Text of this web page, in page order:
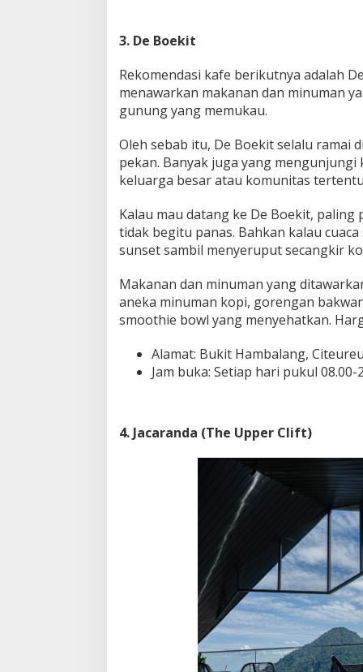
3. De Boekit
Rekomendasi kafe berikutnya adalah
menawarkan makanan dan minuman
gunung yang memukau.
Oleh sebab itu, De Boekit selalu ramai
pekan. Banyak juga yang
keluarga besar atau komunitas
Kalau mau datang ke De Boekit,
tidak begitu panas. Bahkan kalau
sunset sambil menyeruput secangkir
Makanan dan minuman yang
aneka minuman kopi, gorengan
smoothie bowl yang menyehatkan.
Alamat: Bukit Hambalang,
Jam buka: Setiap hari pukul 08.00-
4. Jacaranda (The Upper Clift)